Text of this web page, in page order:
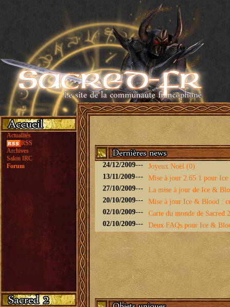
Actualités
RSS
Archives
Salon IRC
Forum
24/12/2009---
Joyeux Noël (0)
13/11/2009---
Mise à jour 2.65.1 pour
27/10/2009---
La mise à jour de Ice &
20/10/2009---
Mise à jour Ice & Blood :
02/10/2009---
Carte du monde de Sacred
02/10/2009--- Deux FAQs pour Ice &